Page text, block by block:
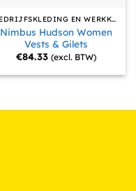
BEDRIJFSKLEDING EN WERKKLEDING
Nimbus Hudson Women
Vests & Gilets
€84.33 (excl. BTW)